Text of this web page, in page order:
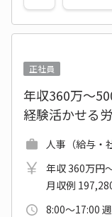
正社員
年収360万～
経験活かせる
人事（給与・
年収 360万円
月収例
8:00～17:00